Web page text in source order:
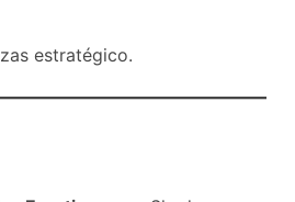
estratégico.